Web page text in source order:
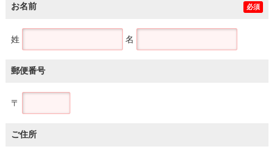
お名前 必須
姓 名
郵便番号
〒
ご住所